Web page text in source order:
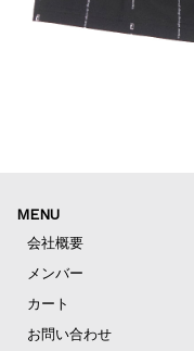
MENU
会社概要
メンバー
カート
お問い合わせ